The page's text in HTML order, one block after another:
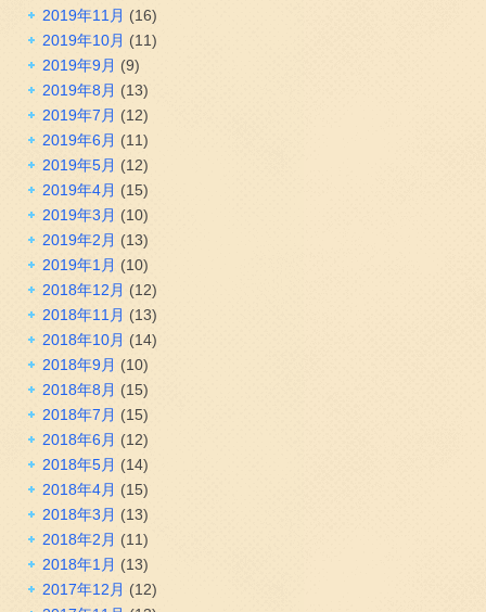
2019年11月 (16)
2019年10月 (11)
2019年9月 (9)
2019年8月 (13)
2019年7月 (12)
2019年6月 (11)
2019年5月 (12)
2019年4月 (15)
2019年3月 (10)
2019年2月 (13)
2019年1月 (10)
2018年12月 (12)
2018年11月 (13)
2018年10月 (14)
2018年9月 (10)
2018年8月 (15)
2018年7月 (15)
2018年6月 (12)
2018年5月 (14)
2018年4月 (15)
2018年3月 (13)
2018年2月 (11)
2018年1月 (13)
2017年12月 (12)